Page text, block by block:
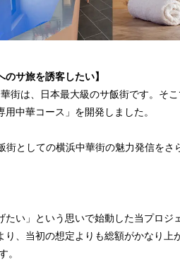
のサ旅を誘客したい】
街は、日本最大級のサ飯街です。そ
中華コース」を開発しました。
としての横浜中華街の魅力発信をさ
たい」という思いで始動した当プロジ
、当初の想定よりも総額がかなり上
。